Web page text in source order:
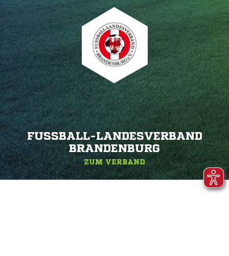
FUSSBALL-LANDESVERBAND B
RANDENBURG
ZUM VERBAND